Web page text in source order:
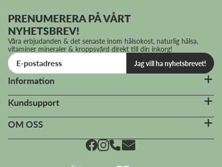
PRENUMERERA PÅ VÅRT
NYHETSBREV!
Våra erbjudanden & det senaste inom hälsokost, naturlig hälsa,
vitaminer mineraler & kroppsvård direkt till din inkorg!
Jag vill ha nyhetsbrevet!
Information
Kundsupport
OM OSS